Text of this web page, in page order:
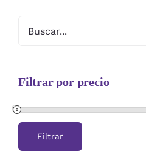
Filtrar por precio
Filtrar